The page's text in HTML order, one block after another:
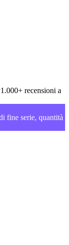
1.000+ recensioni a
fine serie, quantità